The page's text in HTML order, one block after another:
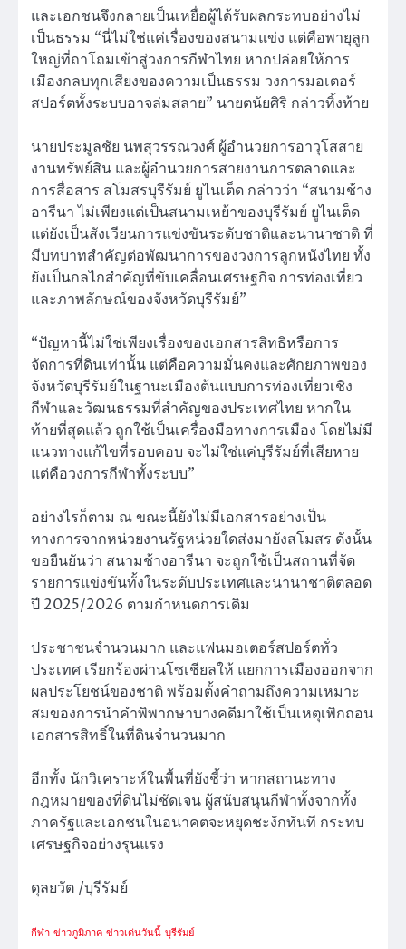
และเอกชนจึงกลายเป็นเหยื่อผู้ได้รับผลกระทบอย่างไม่
เป็นธรรม “นี่ไม่ใช่แค่เรื่องของสนามแข่ง แต่คือพายุลูก
ใหญ่ที่ถาโถมเข้าสู่วงการกีฬาไทย หากปล่อยให้การ
เมืองกลบทุกเสียงของความเป็นธรรม วงการมอเตอร์
สปอร์ตทั้งระบบอาจล่มสลาย” นายตนัยศิริ กล่าวทิ้งท้าย
นายประมูลชัย นพสุวรรณวงศ์ ผู้อำนวยการอาวุโสสาย
งานทรัพย์สิน และผู้อำนวยการสายงานการตลาดและ
การสื่อสาร สโมสรบุรีรัมย์ ยูไนเต็ด กล่าวว่า “สนามช้าง
อารีนา ไม่เพียงแต่เป็นสนามเหย้าของบุรีรัมย์ ยูไนเต็ด
แต่ยังเป็นสังเวียนการแข่งขันระดับชาติและนานาชาติ ที่
มีบทบาทสำคัญต่อพัฒนาการของวงการลูกหนังไทย ทั้ง
ยังเป็นกลไกสำคัญที่ขับเคลื่อนเศรษฐกิจ การท่องเที่ยว
และภาพลักษณ์ของจังหวัดบุรีรัมย์”
“ปัญหานี้ไม่ใช่เพียงเรื่องของเอกสารสิทธิหรือการ
จัดการที่ดินเท่านั้น แต่คือความมั่นคงและศักยภาพของ
จังหวัดบุรีรัมย์ในฐานะเมืองต้นแบบการท่องเที่ยวเชิง
กีฬาและวัฒนธรรมที่สำคัญของประเทศไทย หากใน
ท้ายที่สุดแล้ว ถูกใช้เป็นเครื่องมือทางการเมือง โดยไม่มี
แนวทางแก้ไขที่รอบคอบ จะไม่ใช่แค่บุรีรัมย์ที่เสียหาย
แต่คือวงการกีฬาทั้งระบบ”
อย่างไรก็ตาม ณ ขณะนี้ยังไม่มีเอกสารอย่างเป็น
ทางการจากหน่วยงานรัฐหน่วยใดส่งมายังสโมสร ดังนั้น
ขอยืนยันว่า สนามช้างอารีนา จะถูกใช้เป็นสถานที่จัด
รายการแข่งขันทั้งในระดับประเทศและนานาชาติตลอด
ปี 2025/2026 ตามกำหนดการเดิม
ประชาชนจำนวนมาก และแฟนมอเตอร์สปอร์ตทั่ว
ประเทศ เรียกร้องผ่านโซเชียลให้ แยกการเมืองออกจาก
ผลประโยชน์ของชาติ พร้อมตั้งคำถามถึงความเหมาะ
สมของการนำคำพิพากษาบางคดีมาใช้เป็นเหตุเพิกถอน
เอกสารสิทธิ์ในที่ดินจำนวนมาก
อีกทั้ง นักวิเคราะห์ในพื้นที่ยังชี้ว่า หากสถานะทาง
กฎหมายของที่ดินไม่ชัดเจน ผู้สนับสนุนกีฬาทั้งจากทั้ง
ภาครัฐและเอกชนในอนาคตจะหยุดชะงักทันที กระทบ
เศรษฐกิจอย่างรุนแรง
ดุลยวัต /บุรีรัมย์
กีฬา ข่าวภูมิภาค ข่าวเด่นวันนี้ บุรีรัมย์